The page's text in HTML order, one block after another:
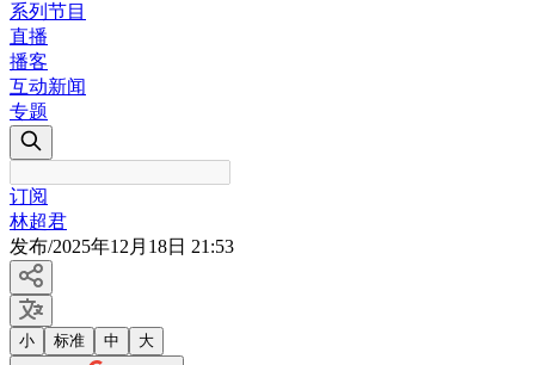
系列节目
直播
播客
互动新闻
专题
订阅
林超君
发布/2025年12月18日 21:53
小 标准 中 大